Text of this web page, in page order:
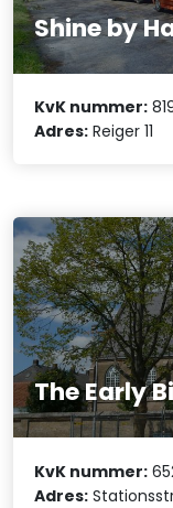
Shine by
KvK nummer:
Adres: Reiger 11
The Early
KvK nummer:
Adres: